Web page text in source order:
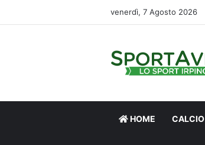
venerdì, 7 Agosto 2026
HOME CALCIO